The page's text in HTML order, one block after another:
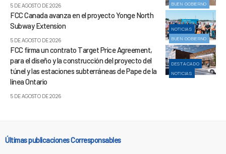
BUEN GOBIERNO
5 DE AGOSTO DE 2026
NOTICIAS
BUEN GOBIERNO
FCC Canada avanza en el proyecto Yonge North
Subway Extension
5 DE AGOSTO DE 2026
DESTACADO
NOTICIAS
FCC firma un contrato Target Price Agreement,
para el diseño y la construcción del proyecto del
túnel y las estaciones subterráneas de Pape de la
línea Ontario
5 DE AGOSTO DE 2026
Últimas publicaciones Corresponsables